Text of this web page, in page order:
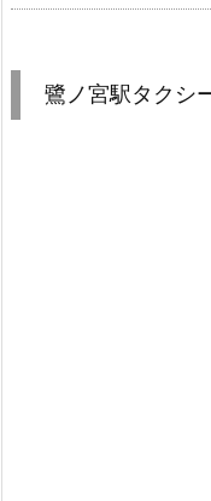
鷺ノ宮駅タクシ